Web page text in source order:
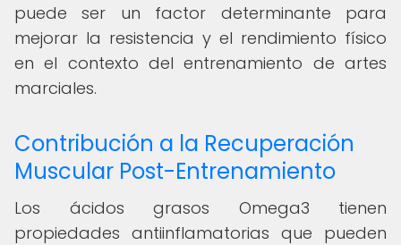
puede ser un factor determinante para
mejorar la resistencia y el rendimiento físico
en el contexto del entrenamiento de artes
marciales.
Contribución a la Recuperación
Muscular Post-Entrenamiento
Los ácidos grasos Omega3 tienen
propiedades antiinflamatorias que pueden